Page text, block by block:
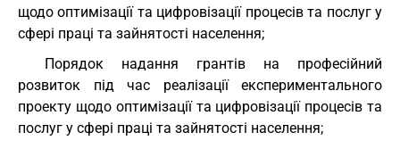
щодо оптимізації та цифровізації процесів та послуг у
сфері праці та зайнятості населення;
Порядок надання грантів на професійний
розвиток під час реалізації експериментального
проекту щодо оптимізації та цифровізації процесів та
послуг у сфері праці та зайнятості населення;